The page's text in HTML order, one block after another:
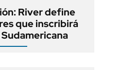
River define
que inscribirá